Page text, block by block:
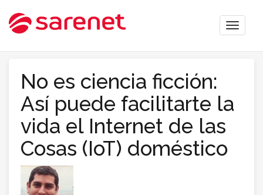
Toggle
No es ciencia ficción:
Así puede facilitarte la
vida el Internet de las
Cosas (IoT) doméstico